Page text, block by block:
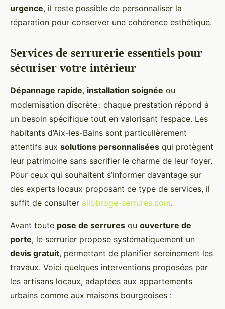
urgence, il reste possible de personnaliser la
réparation pour conserver une cohérence esthétique.
Services de serrurerie essentiels pour
sécuriser votre intérieur
Dépannage rapide, installation soignée ou
modernisation discrète : chaque prestation répond à
un besoin spécifique tout en valorisant l’espace. Les
habitants d’Aix-les-Bains sont particulièrement
attentifs aux solutions personnalisées qui protègent
leur patrimoine sans sacrifier le charme de leur foyer.
Pour ceux qui souhaitent s’informer davantage sur
des experts locaux proposant ce type de services, il
suffit de consulter allobroge-serrures.com.
Avant toute pose de serrures ou ouverture de
porte, le serrurier propose systématiquement un
devis gratuit, permettant de planifier sereinement les
travaux. Voici quelques interventions proposées par
les artisans locaux, adaptées aux appartements
urbains comme aux maisons bourgeoises :